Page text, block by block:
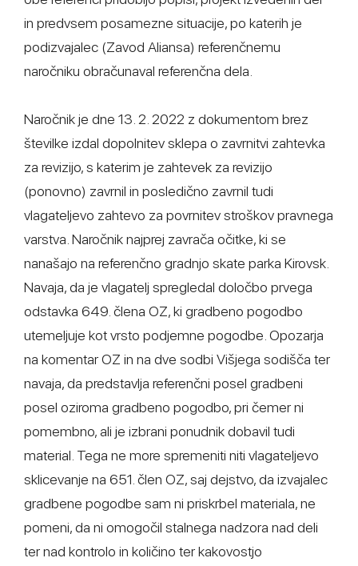
in predvsem posamezne situacije, po katerih je
podizvajalec (Zavod Aliansa) referenčnemu
naročniku obračunaval referenčna dela.
Naročnik je dne 13. 2. 2022 z dokumentom brez
številke izdal dopolnitev sklepa o zavrnitvi zahtevka
za revizijo, s katerim je zahtevek za revizijo
(ponovno) zavrnil in posledično zavrnil tudi
vlagateljevo zahtevo za povrnitev stroškov pravnega
varstva. Naročnik najprej zavrača očitke, ki se
nanašajo na referenčno gradnjo skate parka Kirovsk.
Navaja, da je vlagatelj spregledal določbo prvega
odstavka 649. člena OZ, ki gradbeno pogodbo
utemeljuje kot vrsto podjemne pogodbe. Opozarja
na komentar OZ in na dve sodbi Višjega sodišča ter
navaja, da predstavlja referenčni posel gradbeni
posel oziroma gradbeno pogodbo, pri čemer ni
pomembno, ali je izbrani ponudnik dobavil tudi
material. Tega ne more spremeniti niti vlagateljevo
sklicevanje na 651. člen OZ, saj dejstvo, da izvajalec
gradbene pogodbe sam ni priskrbel materiala, ne
pomeni, da ni omogočil stalnega nadzora nad deli
ter nad kontrolo in količino ter kakovostjo